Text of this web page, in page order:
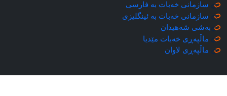
سازمانی خه‌بات به فارسی
سازمانی خه‌بات به ئینگلیزی
به‌شی شه‌هیدان
ماڵپه‌ڕی خه‌بات مێدیا
ماڵپه‌ڕی لاوان